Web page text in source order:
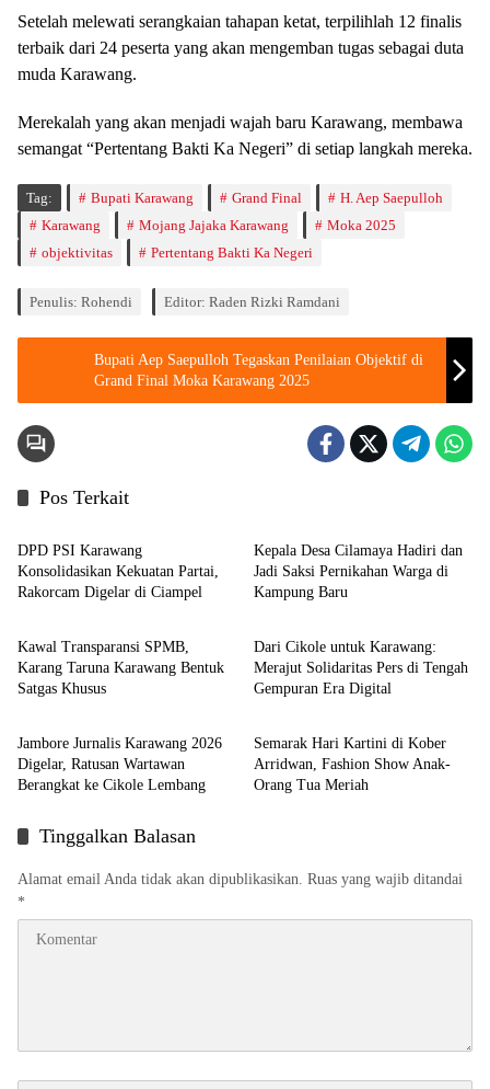
Setelah melewati serangkaian tahapan ketat, terpilihlah 12 finalis
terbaik dari 24 peserta yang akan mengemban tugas sebagai duta
muda Karawang.
Merekalah yang akan menjadi wajah baru Karawang, membawa
semangat “Pertentang Bakti Ka Negeri” di setiap langkah mereka.
Tag: Bupati Karawang Grand Final
H. Aep Saepulloh
Karawang
Mojang Jajaka Karawang
Moka 2025
objektivitas
Pertentang Bakti Ka Negeri
Penulis: Rohendi Editor: Raden Rizki Ramdani
Bupati Aep Saepulloh Tegaskan Penilaian Objektif di
Grand Final Moka Karawang 2025
Pos Terkait
Berita
DPD PSI Karawang
Konsolidasikan Kekuatan Partai,
Rakorcam Digelar di Ciampel
Kepala Desa Cilamaya Hadiri dan
Jadi Saksi Pernikahan Warga di
Kampung Baru
Berita
Kawal Transparansi SPMB,
Karang Taruna Karawang Bentuk
Satgas Khusus
Berita
Dari Cikole untuk Karawang:
Merajut Solidaritas Pers di Tengah
Gempuran Era Digital
Berita
Jambore Jurnalis Karawang 2026
Digelar, Ratusan Wartawan
Berangkat ke Cikole Lembang
Berita
Semarak Hari Kartini di Kober
Arridwan, Fashion Show Anak-
Orang Tua Meriah
Tinggalkan Balasan
Alamat email Anda tidak akan dipublikasikan. Ruas yang wajib ditandai
*